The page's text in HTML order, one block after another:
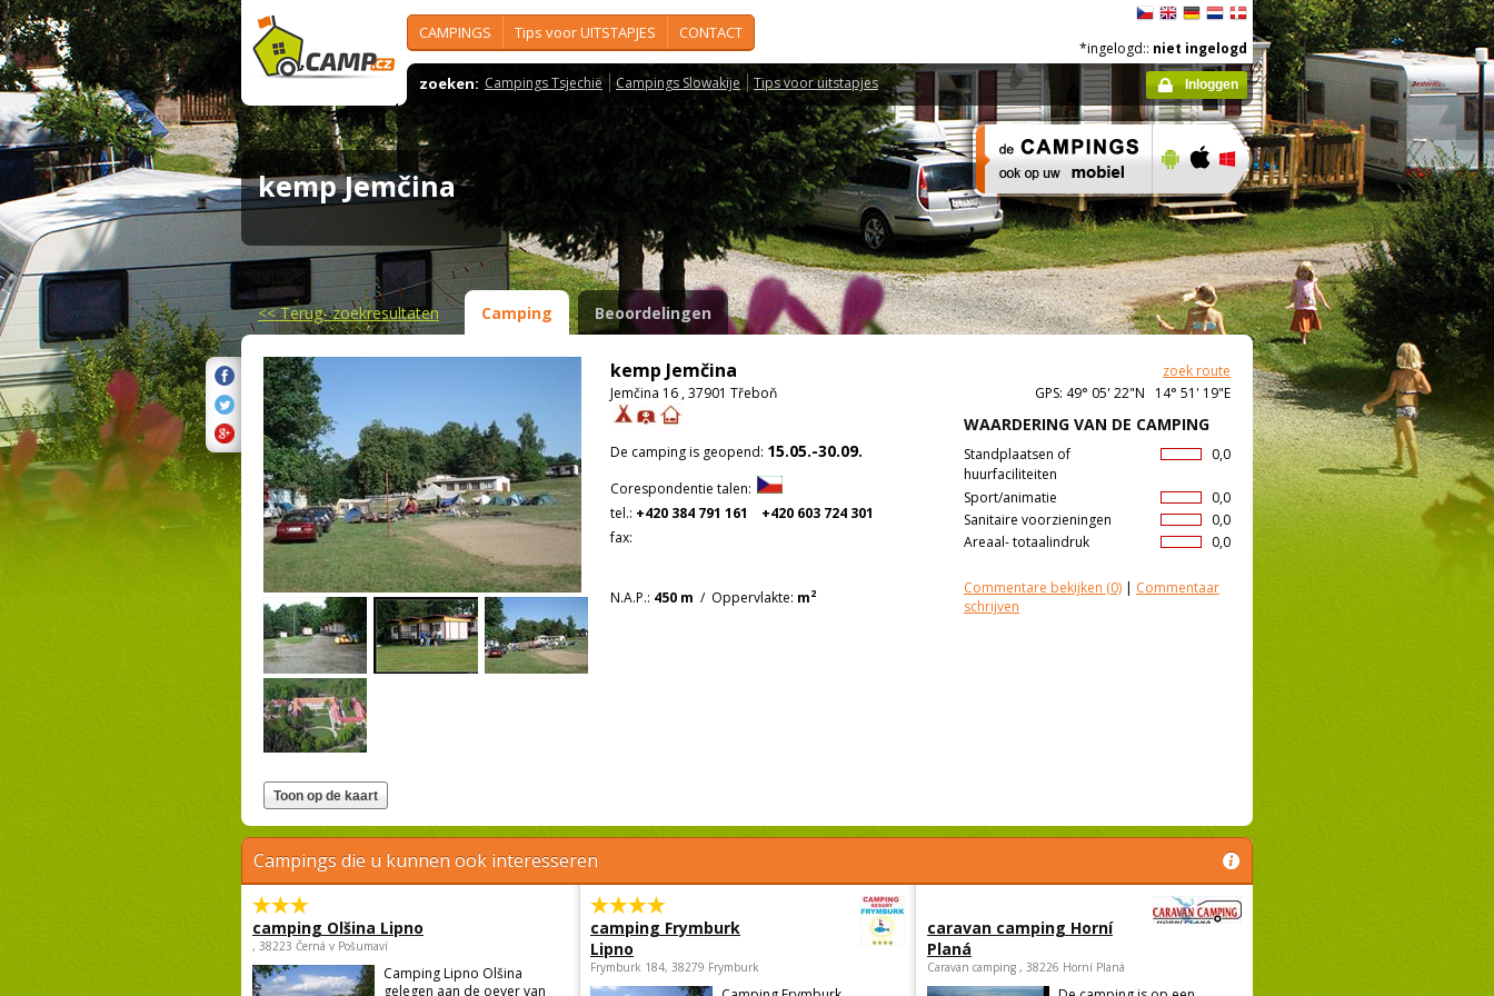
CAMPINGS Tips voor UITSTAPJES CONTACT
zoeken: Campings Tsjechië Campings Slowakije Tips voor uitstapjes
*ingelogd:: niet ingelogd
Inloggen
kemp Jemčina
<<Terug- zoekresultaten Camping Beoordelingen
kemp Jemčina
zoek route
Jemčina 16 , 37901 Třeboň
GPS: 49° 05' 22"N 14° 51' 19"E
WAARDERING VAN DE CAMPING
0,0
Standplaatsen of
huurfaciliteiten
0,0
Sport/animatie
0,0
Sanitaire voorzieningen
0,0
Areaal- totaalindruk
Commentare bekijken (0) | Commentaar
schrijven
De camping is geopend: 15.05.-30.09.
Corespondentie talen:
tel.: +420 384 791 161
+420 603 724 301
fax:
N.A.P.: 450 m / Oppervlakte: m2
Campings die u kunnen ook interesseren
camping Olšina Lipno
, 38223 Černá v Pošumaví
Camping Lipno Olšina
gelegen aan de oever van
camping Frymburk
Lipno
Frymburk 184, 38279 Frymburk
caravan camping Horní
Planá
Caravan camping , 38226 Horní Planá